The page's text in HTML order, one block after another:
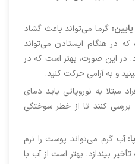
پایین: گرما می‌تواند باعث گشاد
در هنگام ایستادن می‌تواند
در این صورت، بهتر است که در
و به آرامی حرکت کنید.
مبتلا به نوروپاتی باید دمای
بررسی کنند تا از خطر سوختگی
پا:آب گرم می‌تواند پوست را نرم
بیندازد. بهتر است از آب با